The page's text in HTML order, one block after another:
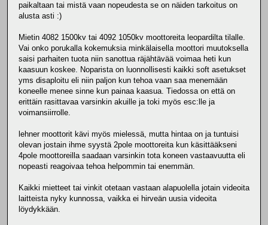
paikaltaan tai mistä vaan nopeudesta se on näiden tarkoitus on
alusta asti :)
Mietin 4082 1500kv tai 4092 1050kv moottoreita leopardilta tilalle.
Vai onko porukalla kokemuksia minkälaisella moottori muutoksella
saisi parhaiten tuota niin sanottua räjähtävää voimaa heti kun
kaasuun koskee. Noparista on luonnollisesti kaikki soft asetukset
yms disaploitu eli niin paljon kun tehoa vaan saa menemään
koneelle menee sinne kun painaa kaasua. Tiedossa on että on
erittäin rasittavaa varsinkin akuille ja toki myös esc:lle ja
voimansiirrolle.
lehner moottorit kävi myös mielessä, mutta hintaa on ja tuntuisi
olevan jostain ihme syystä 2pole moottoreita kun käsittääkseni
4pole moottoreilla saadaan varsinkin tota koneen vastaavuutta eli
nopeasti reagoivaa tehoa helpommin tai enemmän.
Kaikki mietteet tai vinkit otetaan vastaan alapuolella jotain videoita
laitteista nyky kunnossa, vaikka ei hirveän uusia videoita
löydykkään.